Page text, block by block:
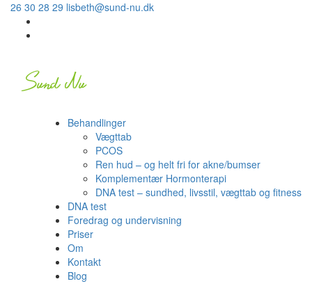
26 30 28 29 lisbeth@sund-nu.dk
Behandlinger
Vægttab
PCOS
Ren hud – og helt fri for akne/bumser
Komplementær Hormonterapi
DNA test – sundhed, livsstil, vægttab og fitness
DNA test
Foredrag og undervisning
Priser
Om
Kontakt
Blog